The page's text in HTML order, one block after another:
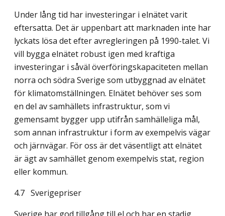
Under lång tid har investeringar i elnätet varit
eftersatta. Det är uppenbart att marknaden inte har
lyckats lösa det efter avregleringen på 1990-talet. Vi
vill bygga elnätet robust igen med kraftiga
investeringar i såväl överföringskapaciteten mellan
norra och södra Sverige som utbyggnad av elnätet
för klimatomställningen. Elnätet behöver ses som
en del av samhällets infrastruktur, som vi
gemensamt bygger upp utifrån samhälleliga mål,
som annan infrastruktur i form av exempelvis vägar
och järnvägar. För oss är det väsentligt att elnätet
är ägt av samhället genom exempelvis stat, region
eller kommun.
4.7 Sverigepriser